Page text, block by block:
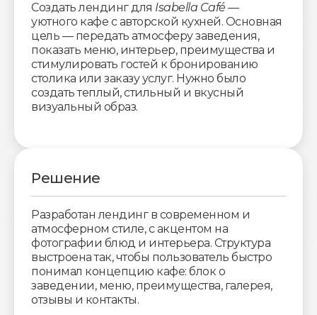
Создать лендинг для Isabella Café —
уютного кафе с авторской кухней. Основная
цель — передать атмосферу заведения,
показать меню, интерьер, преимущества и
стимулировать гостей к бронированию
столика или заказу услуг. Нужно было
создать теплый, стильный и вкусный
визуальный образ.
Решение
Разработан лендинг в современном и
атмосферном стиле, с акцентом на
фотографии блюд и интерьера. Структура
выстроена так, чтобы пользователь быстро
понимал концепцию кафе: блок о
заведении, меню, преимущества, галерея,
отзывы и контакты.